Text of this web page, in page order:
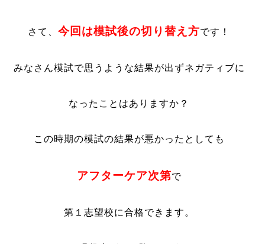
さて、今回は模試後の切り替え方です！
みなさん模試で思うような結果が出ずネガティブに
なったことはありますか？
この時期の模試の結果が悪かったとしても
アフターケア次第で
第１志望校に合格できます。